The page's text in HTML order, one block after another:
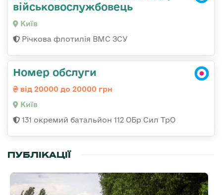
військовослужбовець
Київ
Річкова флотилія ВМС ЗСУ
Номер обслуги
від 20000 до 20000 грн
Київ
131 окремий батальйон 112 ОБр Сил ТрО
ПУБЛІКАЦІЇ